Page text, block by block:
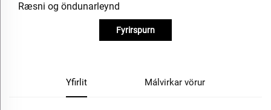
Ræsni og öndunarleynd
Fyrirspurn
Yfirlit Málvirkar vörur